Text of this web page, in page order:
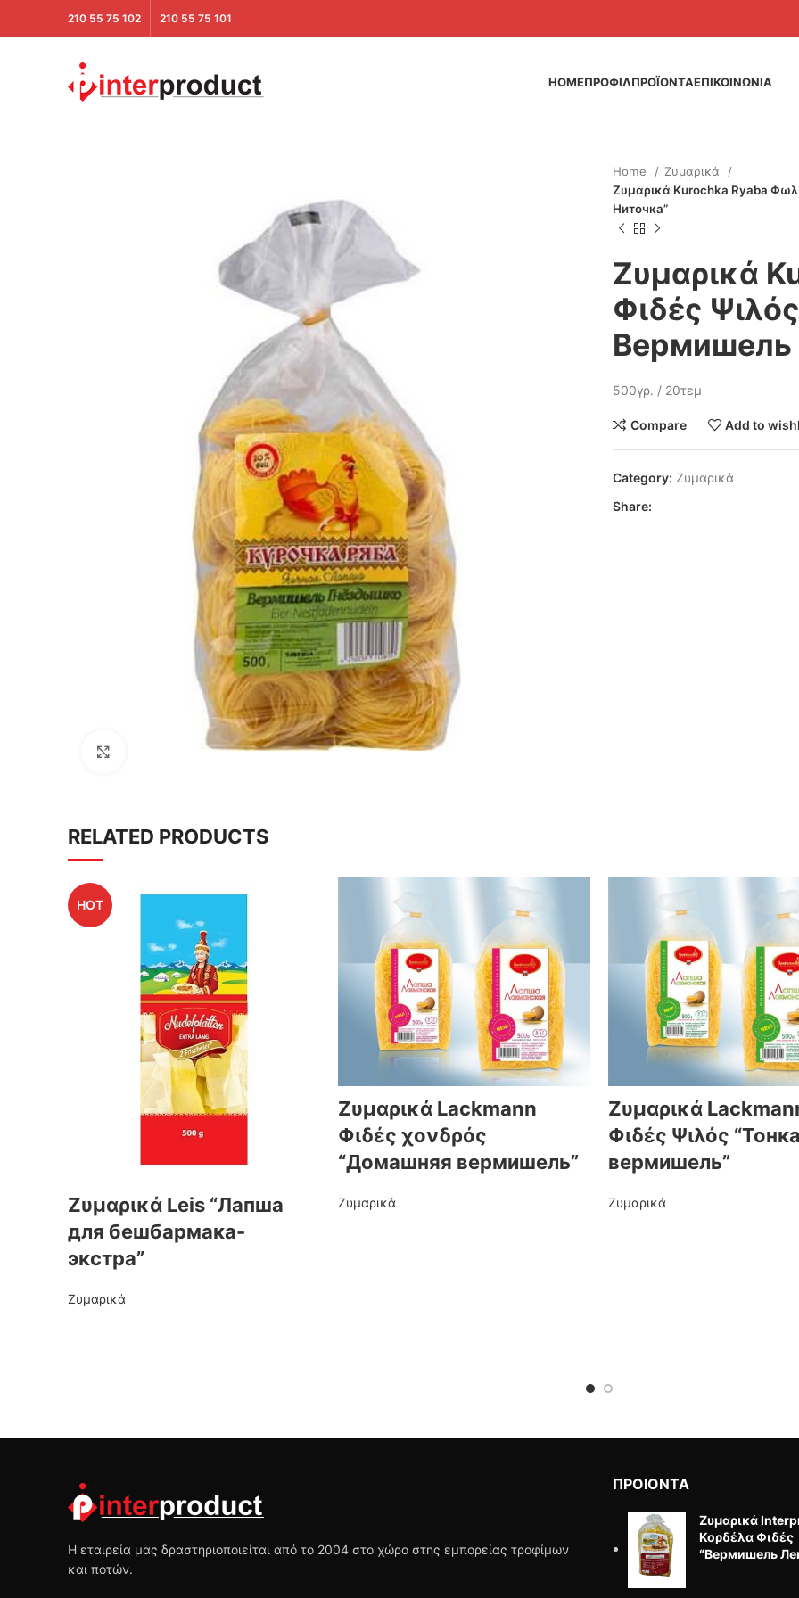
210 55 75 102 210 55 75 101
HOMEΠΡΟΦΙΛΠΡΟΪΟΝΤΑΕΠΙΚΟΙΝΩΝΙΑ
Click to enlarge
Home
Ζυμαρικά
Ζυμαρικά Kurochka Ryaba
Ниточка”
Ζυμαρικά
Φιδές
Вермишель
500γρ. / 20τεμ
Compare Add to
Category: Ζυμαρικά
Share:
RELATED PRODUCTS
HOT
Ζυμαρικά Leis “Лапша
для бешбармака-
экстра”
Ζυμαρικά
Ζυμαρικά Lackmann
Φιδές χονδρός
“Домашняя вермишель”
Ζυμαρικά
Ζυμαρικά
Φιδές Ψιλός
вермишель”
Ζυμαρικά
Η εταιρεία μας δραστηριοποιείται από το 2004 στο χώρο στης εμπορείας τροφίμων
και ποτών.
ΠΡΟΙΟΝΤΑ
Ζυμαρικά
Κορδέλα Φιδές
“Вермишель